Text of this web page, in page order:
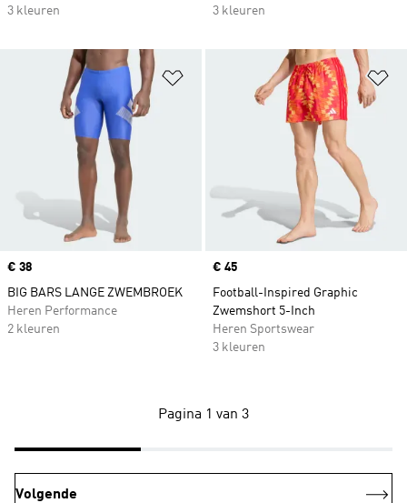
3 kleuren
3 kleuren
Op verlanglijst zetten
Price
€ 38
BIG BARS LANGE ZWEMBROEK
Heren Performance
2 kleuren
Price
€ 45
Football-Inspired Graphic
Zwemshort 5-Inch
Heren Sportswear
3 kleuren
Pagina 1 van 3
Volgende